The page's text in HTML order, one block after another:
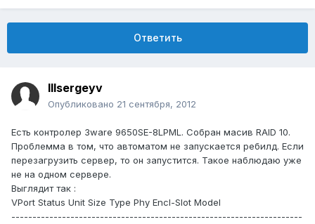
Ответить
lllsergeyv
Опубликовано 21 сентября, 2012
Есть контролер 3ware 9650SE-8LPML. Собран масив RAID 10.
Проблемма в том, что автоматом не запускается ребилд. Если
перезагрузить сервер, то он запустится. Такое наблюдаю уже
не на одном сервере.
Выглядит так :
VPort Status Unit Size Type Phy Encl-Slot Model
---------------------------------------------------------------------